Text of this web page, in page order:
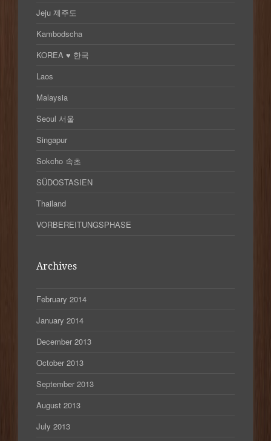
Jeju 제주도
Kambodscha
KOREA ♥ 한국
Laos
Malaysia
Seoul 서울
Singapur
Sokcho 속초
SÜDOSTASIEN
Thailand
VORBEREITUNGSPHASE
Archives
February 2014
January 2014
December 2013
October 2013
September 2013
August 2013
July 2013